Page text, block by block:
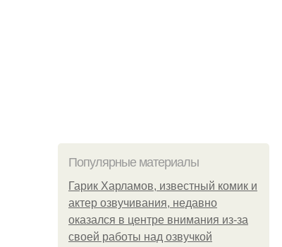
Популярные материалы
Гарик Харламов, известный комик и
актер озвучивания, недавно
оказался в центре внимания из-за
своей работы над озвучкой